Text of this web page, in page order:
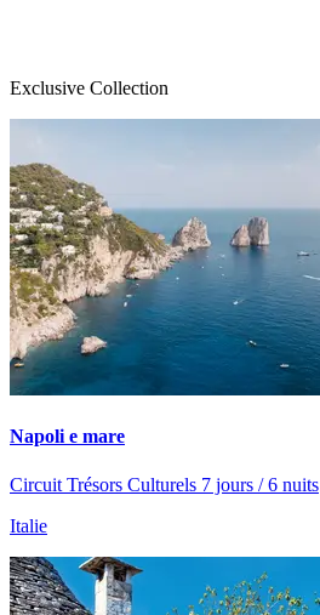
Exclusive Collection
Napoli e mare
Circuit Trésors Culturels 7 jours / 6 nuits
Italie